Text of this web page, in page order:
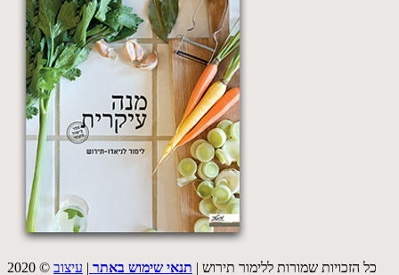
2020 © כל הזכויות שמורות ללימור תירוש | תנאי שימוש באתר | עיצוב